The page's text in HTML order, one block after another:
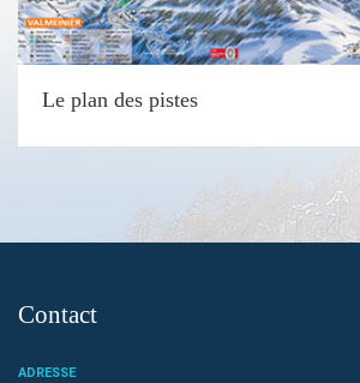
Le plan des pistes
Contact
ADRESSE